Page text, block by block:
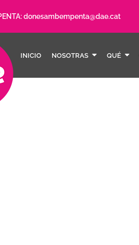
donesambempenta@dae.cat
INICIO NOSOTRAS QUÉ